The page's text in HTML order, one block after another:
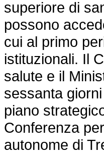
superiore di
possono
cui al primo
istituzionali. Il
salute e il
sessanta
piano
Conferenza
autonome di